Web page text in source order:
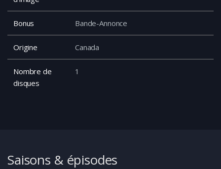
Bonus Bande-Annonce
Origine Canada
Nombre de
disques
1
Saisons & épisodes